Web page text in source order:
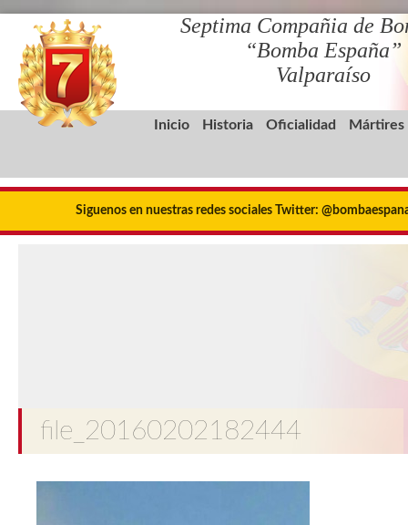
Septima Compañia de
“Bomba España”
Valparaíso
Inicio Historia Oficialidad Mártires
Siguenos en nuestras redes sociales Twitter:
file_20160202182444